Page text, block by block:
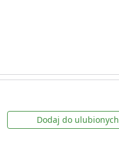
Dodaj do ulubionych